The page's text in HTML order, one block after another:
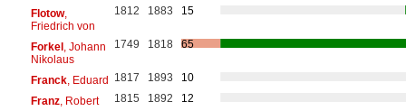
Flotow,
Friedrich von
1812 1883 15
Forkel, Johann
Nikolaus
1749 1818 65
Franck, Eduard 1817 1893
10
Franz, Robert 1815 1892
12